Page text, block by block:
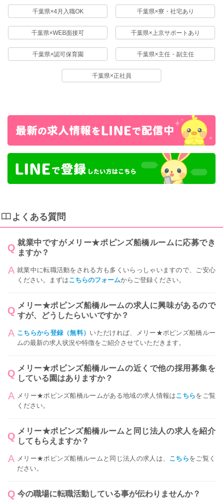
千葉県×4月入職OK 千葉県×寮・社宅あり
千葉県×WEB面接可 千葉県×上京サポートあり
千葉県×認可保育園 千葉県×主任・副主任
千葉県×正社員
よくある質問
就業中ですがメリー★ポピンズ船橋ルームに応募でき
ますか？
就業中に転職活動をされる方も多くいらっしゃいますので、ご安心
ください。まずはこちらのフォームからご登録ください。
メリー★ポピンズ船橋ルームの求人に興味があるので
すが、どうしたらいいですか？
こちらから登録（無料） いただければ、メリー★ポピンズ船橋ルー
ムの最新の求人状況や特徴をご紹介させていただきます。
メリー★ポピンズ船橋ルームの近くで他の採用募集を
している園はありますか？
メリー★ポピンズ船橋ルームがある地域の求人情報はこちらをご覧
ください。
メリー★ポピンズ船橋ルームと同じ法人の求人を紹介
してもらえますか？
メリー★ポピンズ船橋ルームと同じ法人の求人は、 こちらをご覧く
ださい。
今の職場に転職活動している事が伝わりませんか？